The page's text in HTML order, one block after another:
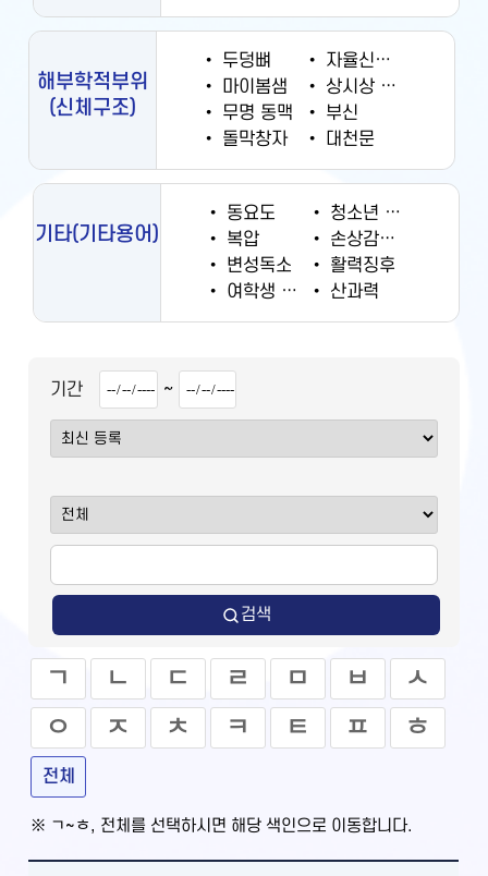
해부학적부위
(신체구조)
• 두덩뼈 •
자율신경계
•
마이봄샘 •
상시상 정맥동
•
무명 동맥 •
부신
•
돌막창자 • 대천문
기타(기타용어)
• 동요도 •
청소년 궐련 현재 흡연율
•
복압 •
손상감시정보
•
변성독소 •
활력징후
•
여학생 흡연율 • 산과력
기간 ~
검색
ㄱ ㄴ ㄷ ㄹ ㅁ ㅂ
ㅅ
ㅇ
ㅈ ㅊ ㅋ ㅌ ㅍ ㅎ
전체
※ ㄱ~ㅎ, 전체를 선택하시면 해당 색인으로 이동합니다.